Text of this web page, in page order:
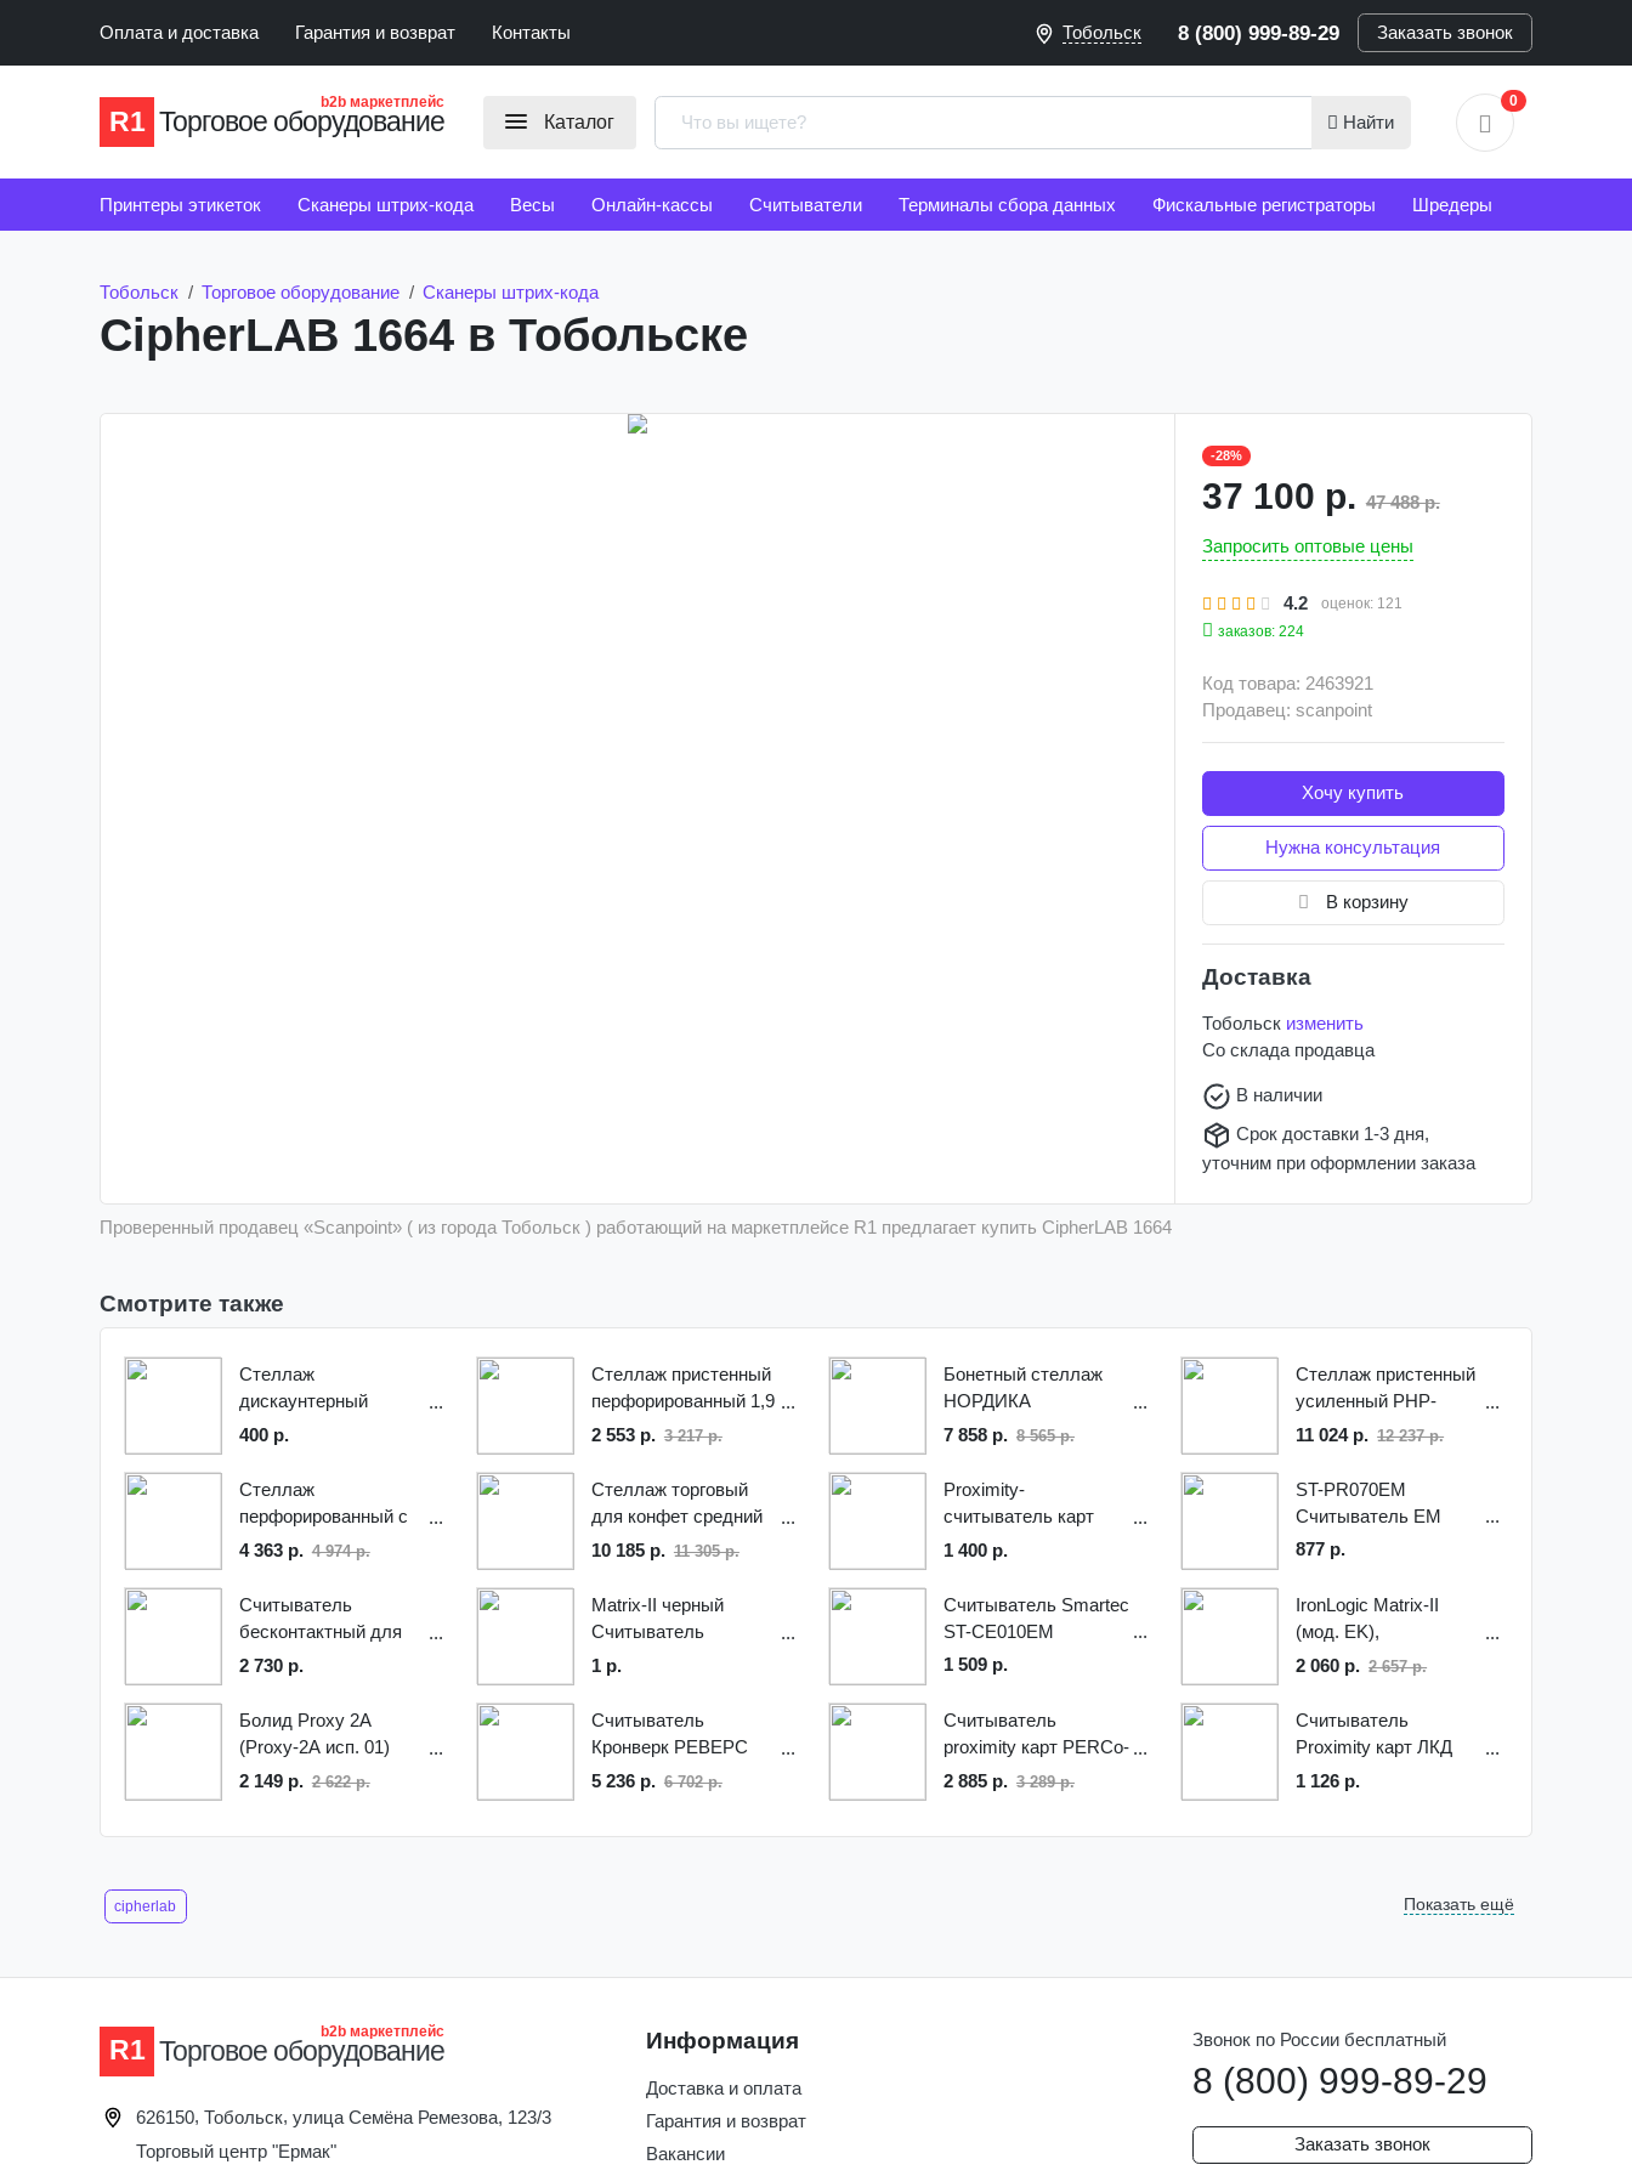
Оплата и доставка Гарантия и возврат Контакты Тобольск 8 (800) 999-89-29 Заказать звонок
R1 Торговое оборудование
b2b маркетплейс
Каталог Найти
0
Принтеры этикеток Сканеры штрих-кода Весы Онлайн-кассы Считыватели Терминалы сбора данных Фискальные регистраторы Шредеры
Тобольск Торговое оборудование Сканеры штрих-кода
CipherLAB 1664 в Тобольске
-28%
37 100 р. 47 488 р.
Запросить оптовые цены
4.2 оценок: 121
заказов: 224
Код товара: 2463921
Продавец: scanpoint
Хочу купить
Нужна консультация
В корзину
Доставка
Тобольск изменить
Со склада продавца
В наличии
Срок доставки 1-3 дня,
уточним при оформлении заказа
Проверенный продавец «Scanpoint» ( из города Тобольск ) работающий на маркетплейсе R1 предлагает купить CipherLAB 1664
Смотрите также
Стеллаж
дискаунтерный
Марихолодмаш
400 р.
Стеллаж пристенный
перфорированный 1,9
м с полкой
2 553 р. 3 217 р.
Бонетный стеллаж
НОРДИКА
двухсторонний
7 858 р. 8 565 р.
Стеллаж пристенный
усиленный PHP-
PU665-2300
11 024 р. 12 237 р.
Стеллаж
перфорированный с
основанием
4 363 р. 4 974 р.
Стеллаж торговый
для конфет средний
(высота 182 см), REv-
10 185 р. 11 305 р.
Proximity-
считыватель карт
доступа EM-Marine
White
1 400 р.
ST-PR070EM
Считыватель EM
877 р.
Считыватель
бесконтактный для
proxi-карт Системы
РЕВЕРС IV
2 730 р.
Matrix-II черный
Считыватель
накладной карт
1 р.
Считыватель Smartec
ST-CE010EM
1 509 р.
IronLogic Matrix-II
(мод. EK),
автономный
встроенным
считывателем EM-
2 060 р. 2 657 р.
Болид Proxy 2А
(Proxy-2А исп. 01)
Считыватель
2 149 р. 2 622 р.
Считыватель
Кронверк РЕВЕРС
MF бесконтактных
5 236 р. 6 702 р.
Считыватель
proximity карт PERCo-
RP-15.2D
2 885 р. 3 289 р.
Считыватель
Proximity карт ЛКД
СУ-04 00
1 126 р.
cipherlab Показать ещё
R1 Торговое оборудование
b2b маркетплейс
626150, Тобольск, улица Семёна Ремезова, 123/3
Торговый центр "Ермак"
Информация
Доставка и оплата
Гарантия и возврат
Вакансии
Звонок по России бесплатный
8 (800) 999-89-29
Заказать звонок